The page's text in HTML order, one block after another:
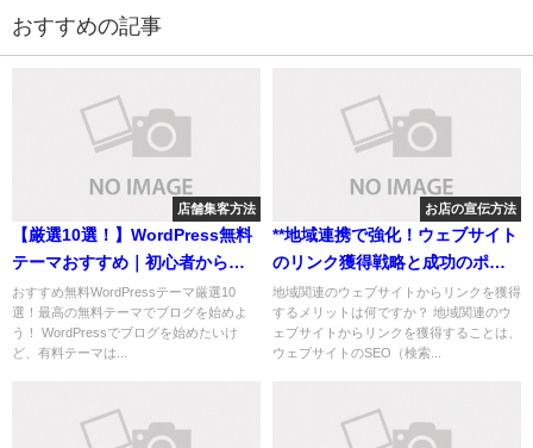
おすすめの記事
店舗集客方法
【厳選10選！】WordPress無料
テーマおすすめ｜初心者から上
級者まで
おすすめ無料WordPressテーマ厳選10
選！最高の無料テーマでブログを始めよ
う！ WordPressでブログを始めたいけ
ど、有料テーマは...
お店の宣伝方法
**地域連携で強化！ウェブサイト
のリンク獲得戦略と成功のポイ
ント**
地域関連のウェブサイトからリンクを獲得
するメリットは何ですか？ 地域関連のウ
ェブサイトからリンクを獲得することは、
ウェブサイトのSEO（検索...